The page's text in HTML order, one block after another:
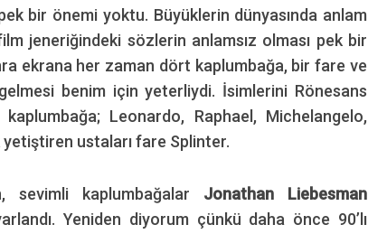
bir önemi yoktu. Büyüklerin dünyasında anlam
jeneriğindeki sözlerin anlamsız olması pek bir
ekrana her zaman dört kaplumbağa, bir fare ve
benim için yeterliydi. İsimlerini Rönesans
Leonardo, Raphael, Michelangelo,
ustaları fare Splinter.
kaplumbağalar Jonathan Liebesman
Yeniden diyorum çünkü daha önce 90’lı